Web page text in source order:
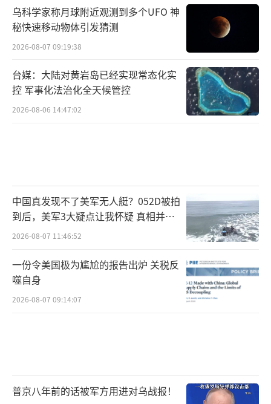
乌科学家称月球附近观测到多个UFO 神
秘快速移动物体引发猜测
2026-08-07 09:19:38
台媒：大陆对黄岩岛已经实现常态化实
控 军事化法治化全天候管控
2026-08-06 14:47:02
中国真发现不了美军无人艇？052D被拍
到后，美军3大疑点让我怀疑 真相并非
如此
2026-08-07 11:46:52
一份令美国极为尴尬的报告出炉 关税反
噬自身
2026-08-07 09:14:07
普京八年前的话被军方用进对乌战报！